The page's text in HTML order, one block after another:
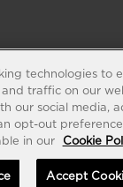
technologies to
traffic on our
our social media,
opt-out
in our
Cookie
Accept